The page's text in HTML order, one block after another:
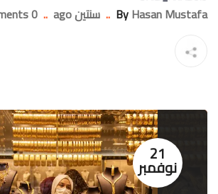
ByHasan Mustafa
.. سنتين ago ..
0 Comments
21
نوفمبر